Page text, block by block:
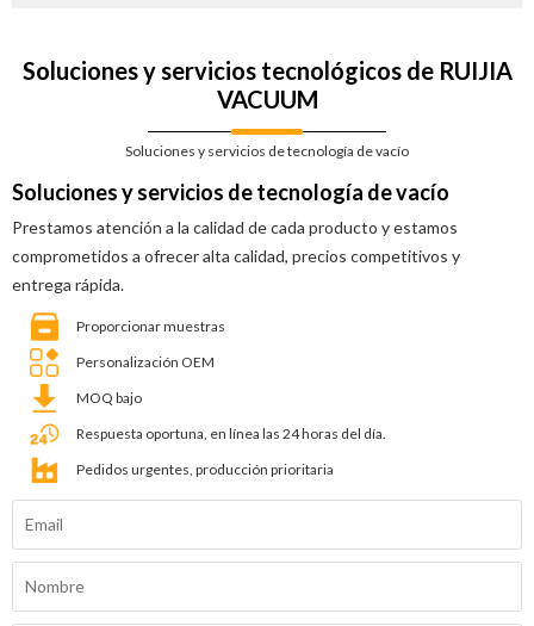
Soluciones y servicios tecnológicos de RUIJIA
VACUUM
Soluciones y servicios de tecnología de vacío
Soluciones y servicios de tecnología de vacío
Prestamos atención a la calidad de cada producto y estamos
comprometidos a ofrecer alta calidad, precios competitivos y
entrega rápida.
Proporcionar muestras
Personalización OEM
MOQ bajo
Respuesta oportuna, en línea las 24 horas del día.
Pedidos urgentes, producción prioritaria